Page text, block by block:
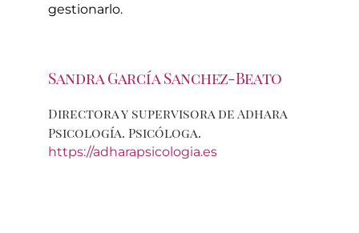
gestionarlo.
Sandra García Sanchez-Beato
Directora y supervisora de Adhara
Psicología. Psicóloga.
https://adharapsicologia.es